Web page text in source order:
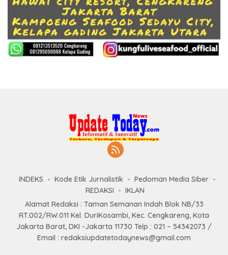
INDEKS Kode Etik Jurnalistik
Pedoman Media Siber
REDAKSI
IKLAN
Alamat Redaksi : Taman Semanan Indah Blok NB/33
RT.002/RW.011 Kel. DuriKosambi, Kec. Cengkareng, Kota
Jakarta Barat, DKI -Jakarta 11730 Telp : 021 – 54342073 /
Email : redaksiupdatetodaynews@gmail.com